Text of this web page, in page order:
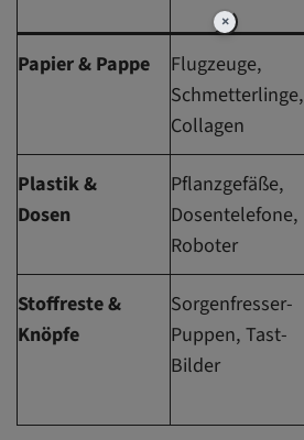
Papier & Pappe
Flugzeuge,
Schmetterlinge,
Collagen
Plastik &
Dosen
Pflanzgefäße,
Dosentelefone,
Roboter
Stoffreste &
Knöpfe
Sorgenfresser-
Puppen, Tast-
Bilder
×